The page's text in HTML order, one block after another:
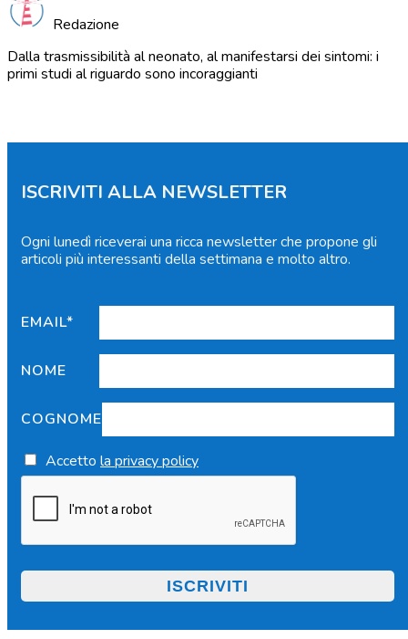
Redazione
Dalla trasmissibilità al neonato, al manifestarsi dei sintomi: i
primi studi al riguardo sono incoraggianti
ISCRIVITI ALLA NEWSLETTER
Ogni lunedì riceverai una ricca newsletter che propone gli
articoli più interessanti della settimana e molto altro.
EMAIL*
NOME
COGNOME
Accetto la privacy policy